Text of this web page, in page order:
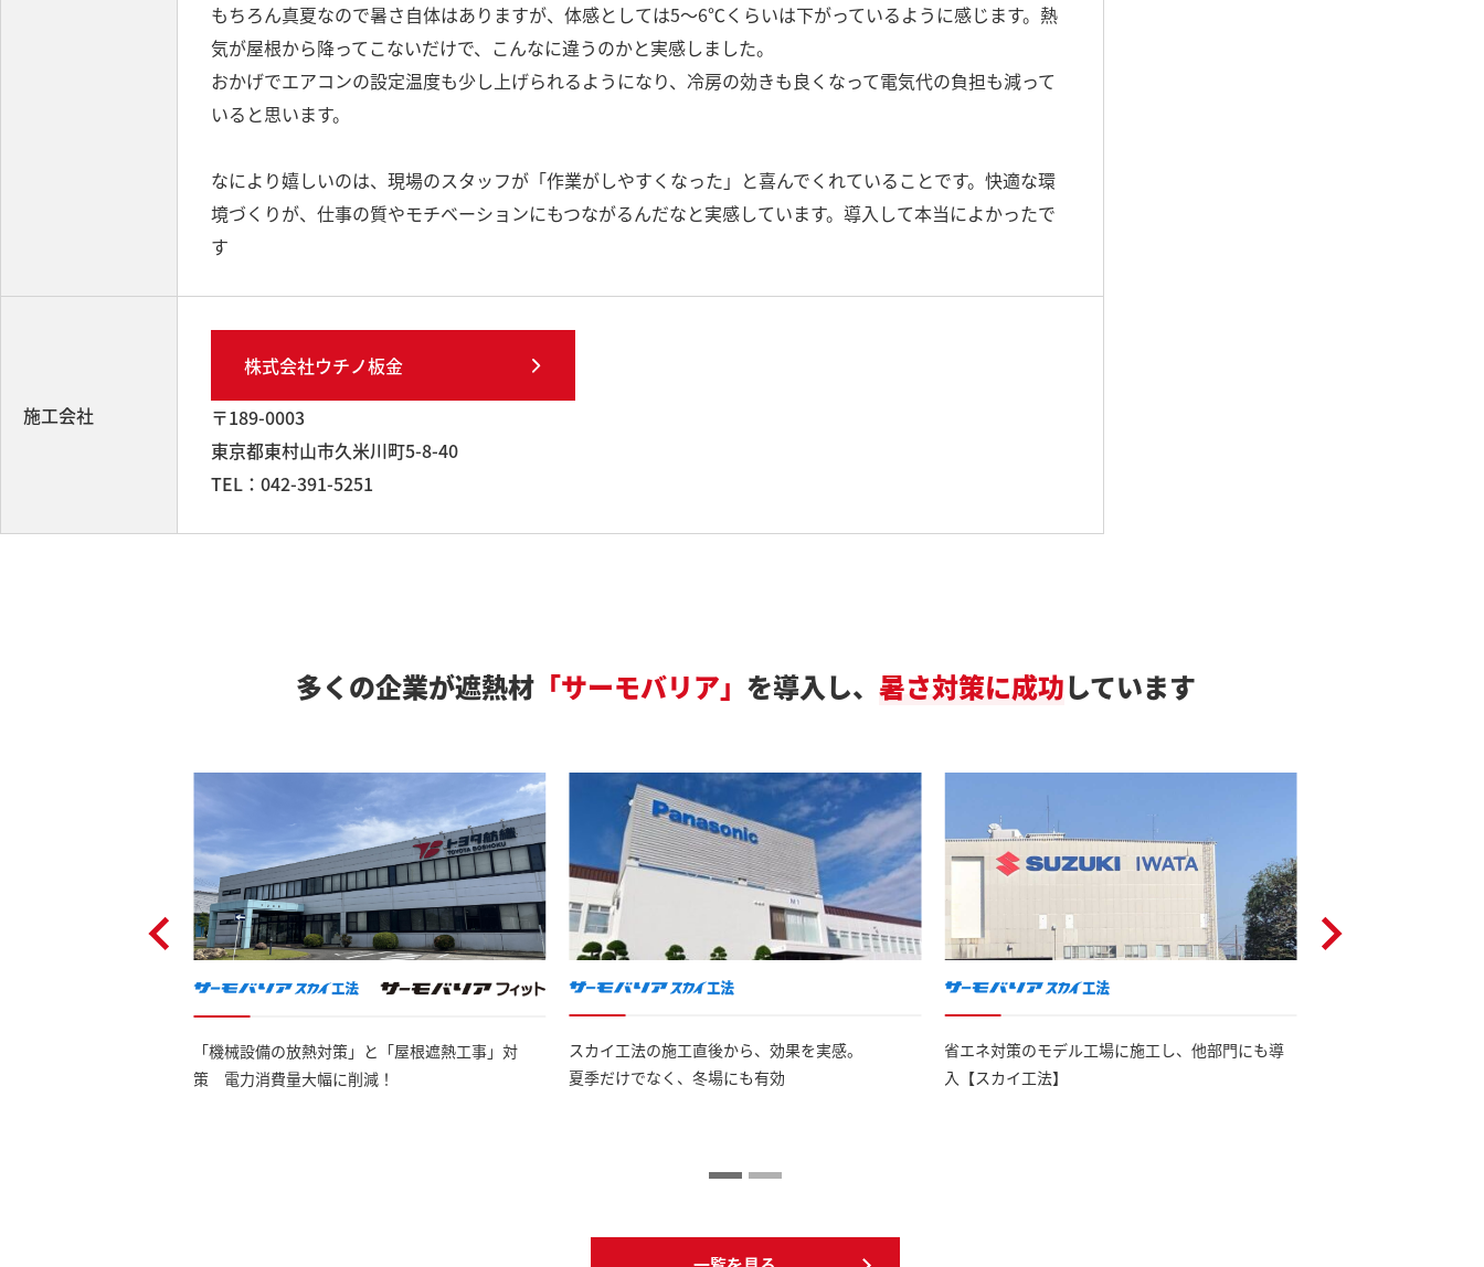
もちろん真夏なので暑さ自体はありますが、体感としては5〜6℃くらいは下がっているように感じます。熱
気が屋根から降ってこないだけで、こんなに違うのかと実感しました。
おかげでエアコンの設定温度も少し上げられるようになり、冷房の効きも良くなって電気代の負担も減って
いると思います。
なにより嬉しいのは、現場のスタッフが「作業がしやすくなった」と喜んでくれていることです。快適な環
境づくりが、仕事の質やモチベーションにもつながるんだなと実感しています。導入して本当によかったで
す
施工会社
株式会社ウチノ板金
〒189-0003
東京都東村山市久米川町5-8-40
TEL：042-391-5251
多くの企業が遮熱材「サーモバリア」 を導入し、 暑さ対策に成功しています
「機械設備の放熱対策」と「屋根遮熱工事」対
策 電力消費量大幅に削減！
スカイ工法の施工直後から、効果を実感。
夏季だけでなく、冬場にも有効
省エネ対策のモデル工場に施工し、他部門にも導
入【スカイ工法】